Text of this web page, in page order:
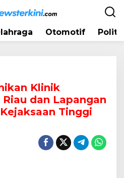
Otomotif
Klinik
dan Lapangan
Tinggi